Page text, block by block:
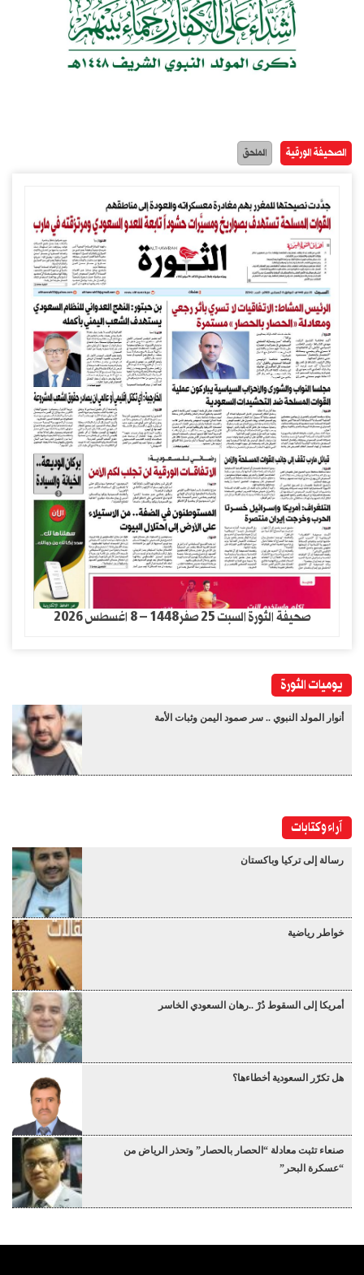
الصحيفة الورقية الملحق
صحيفة الثورة السبت 25 صفر1448 – 8 اغسطس 2026
يوميات الثورة
أنوار المولد النبوي .. سر صمود اليمن وثبات الأمة
آراء وكتابات
رسالة إلى تركيا وباكستان
خواطر رياضية
أمريكا إلى السقوط دُرْ ..رهان السعودي الخاسر
هل تكرّر السعودية أخطاءها؟
صنعاء تثبت معادلة “الحصار بالحصار” وتحذر الرياض من
“عسكرة البحر”